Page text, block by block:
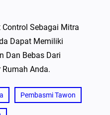
Sebagai Mitra
Dapat Memiliki
Dan Bebas Dari
Anda.
Pembasmi Tawon